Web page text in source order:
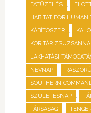
FATÜZELÉS ,
HABITAT FOR
KÁBÍTÓSZER ,
KORITÁR ZSUZSANNA
LAKHATÁSI
NÉVNAP ,
SOUTHERN
SZÜLETÉSNAP ,
TÁRSASÁG ,